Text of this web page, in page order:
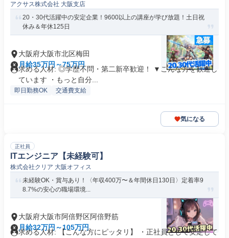
アクサス株式会社 大阪支店
20・30代活躍中の安定企業！9600以上の講座が学び放題！土日祝
休み＆年休125日
大阪府大阪市北区梅田
月給35万円～75万円
求める人材: ◎学歴不問・第二新卒歓迎！ ▼こんな方を歓迎し
ています ・もっと自分...
即日勤務OK 交通費支給
気になる
正社員
ITエンジニア【未経験可】
株式会社クリア 大阪オフィス
未経験OK・賞与あり！〈年収400万〜＆年間休日130日〉定着率9
8.7%の安心の職場環境...
大阪府大阪市阿倍野区阿倍野筋
月給32万円～105万円
求める人材: 【こんな方にピッタリ】 ・正社員として安定して